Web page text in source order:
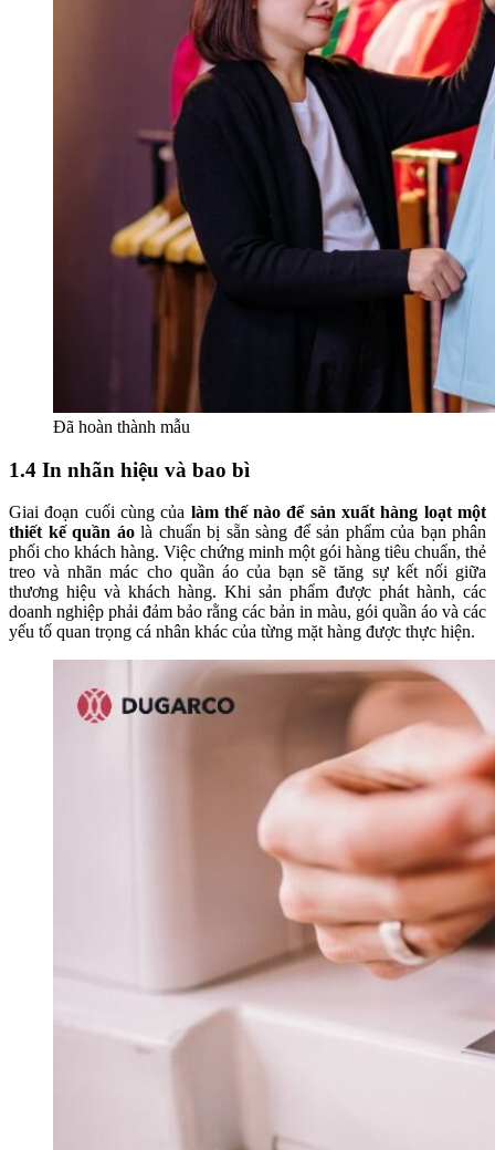
Đã hoàn thành mẫu
1.4 In nhãn hiệu và bao bì
Giai đoạn cuối cùng của làm thế nào để sản xuất hàng loạt một
thiết kế quần áolà chuẩn bị sẵn sàng để sản phẩm của bạn phân
phối cho khách hàng. Việc chứng minh một gói hàng tiêu chuẩn, thẻ
treo và nhãn mác cho quần áo của bạn sẽ tăng sự kết nối giữa
thương hiệu và khách hàng. Khi sản phẩm được phát hành, các
doanh nghiệp phải đảm bảo rằng các bản in màu, gói quần áo và các
yếu tố quan trọng cá nhân khác của từng mặt hàng được thực hiện.